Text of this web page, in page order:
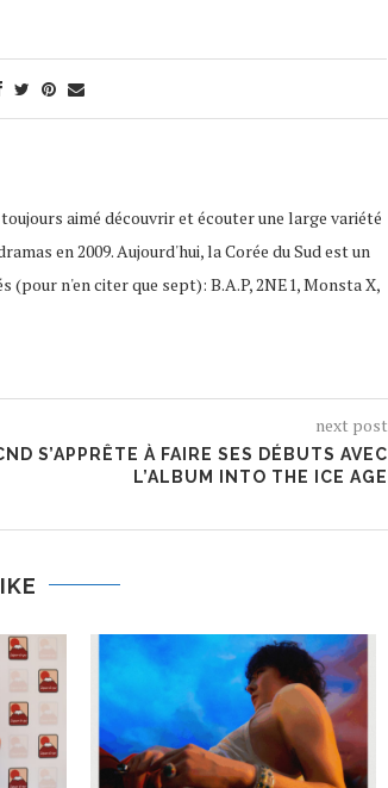
aimé découvrir et écouter une large variété
en 2009. Aujourd'hui, la Corée du Sud est un
n'en citer que sept): B.A.P, 2NE1, Monsta X,
next post
S’APPRÊTE À FAIRE SES DÉBUTS AVEC
L’ALBUM INTO THE ICE AGE